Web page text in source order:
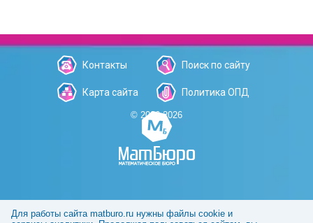
Контакты Поиск по сайту
Карта сайта Политика ОПД
© 2006-2026
Для работы сайта matburo.ru нужны файлы cookie и